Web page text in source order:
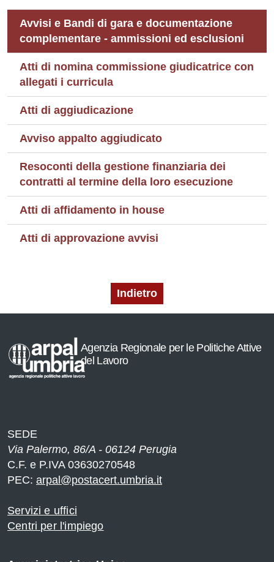
Avvisi e Bandi di gara e documentazione
complementare - ammissioni ed esclusioni
Atti di nomina commissione giudicatrice con
allegati i curricula
Atti di aggiudicazione
Avviso appalto aggiudicato
Resoconti della gestione finanziaria dei
contratti al termine della loro esecuzione
Atti di affidamento in house
Atti di approvazione avvisi
Indietro
Agenzia Regionale per le Politiche Attive
del Lavoro
SEDE
Via Palermo, 86/A - 06124 Perugia
C.F. e P.IVA 03630270548
PEC: arpal@postacert.umbria.it
Servizi e uffici
Centri per l'impiego